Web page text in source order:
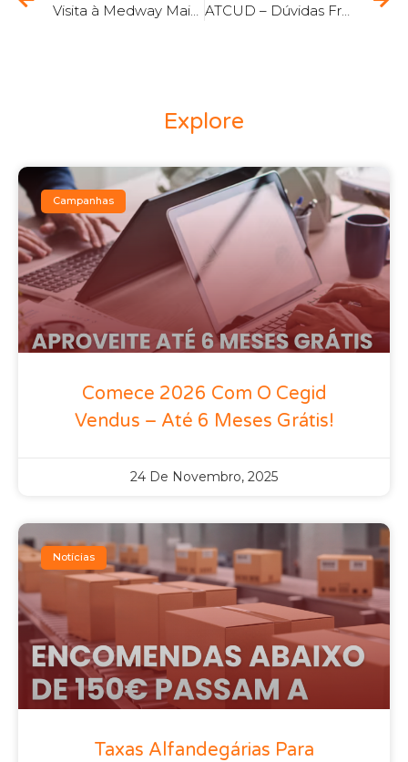
ATCUD – Dúvidas Frequentes
Explore
Campanhas
Comece 2026 Com O Cegid
Vendus – Até 6 Meses Grátis!
24 De Novembro, 2025
Notícias
Taxas Alfandegárias Para